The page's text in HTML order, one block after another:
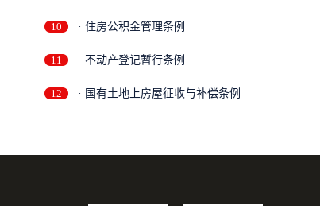
10 · 住房公积金管理条例
11 · 不动产登记暂行条例
12 · 国有土地上房屋征收与补偿条例